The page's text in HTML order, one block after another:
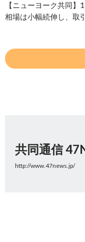
【ニューヨーク共同
相場は小幅続伸し、取
共同通信
http://www.47news.jp/